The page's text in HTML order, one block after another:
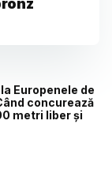
Europenele de
concurează
metri liber și